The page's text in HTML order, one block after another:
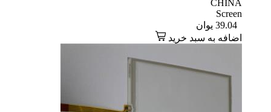
CHINA
Screen
39.04 یوان
اضافه به سبد خرید